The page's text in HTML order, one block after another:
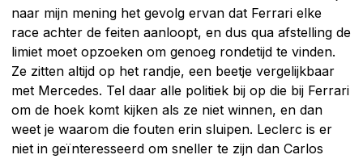
naar mijn mening het gevolg ervan dat Ferrari elke
race achter de feiten aanloopt, en dus qua afstelling de
limiet moet opzoeken om genoeg rondetijd te vinden.
Ze zitten altijd op het randje, een beetje vergelijkbaar
met Mercedes. Tel daar alle politiek bij op die bij Ferrari
om de hoek komt kijken als ze niet winnen, en dan
weet je waarom die fouten erin sluipen. Leclerc is er
niet in geïnteresseerd om sneller te zijn dan Carlos